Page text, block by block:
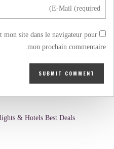
site dans le navigateur pour
mon prochain commentaire.
& Hotels Best Deals